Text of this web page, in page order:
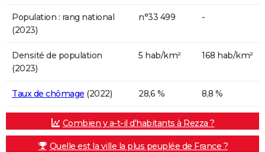
Population : rang national
(2023)
n°33 499 -
Densité de population
(2023)
5 hab/km² 168 hab/km²
Taux de chômage (2022) 28,6 % 8,8 %
Combien y a-t-il d'habitants à Rezza ?
Quelle est la ville la plus peuplée de France ?